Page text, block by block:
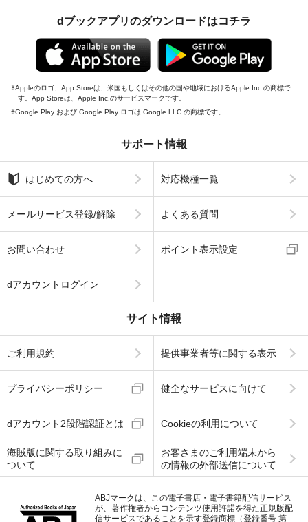
dブックアプリのダウンロードはコチラ
Appleのロゴ、App Storeは、米国もしくはその他の国や地域におけるApple Inc.の商標で
す。App Storeは、Apple Inc.のサービスマークです。
Google Play および Google Play ロゴは Google LLC の商標です。
サポート情報
はじめての方へ 対応機種一覧
メールサービス登録/解除 よくある質問
お問い合わせ ポイント表示設定
dアカウントログイン
サイト情報
ご利用規約 提供事業者等に関する表示
プライバシーポリシー 健全なサービスに向けて
dアカウント2段階認証とは Cookieの利用について
海賊版に関する取り組みに
ついて
お客さまのご利用端末から
の情報の外部送信について
ABJマークは、この電子書店・電子書籍配信サービス
が、著作権者からコンテンツ使用許諾を得た正規版配
信サービスであることを示す登録商標（登録番号 第